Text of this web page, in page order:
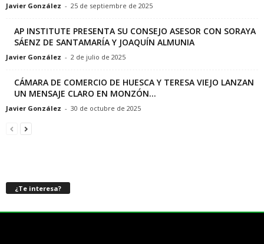
Javier González - 25 de septiembre de 2025
AP INSTITUTE PRESENTA SU CONSEJO ASESOR CON SORAYA
SÁENZ DE SANTAMARÍA Y JOAQUÍN ALMUNIA
Javier González - 2 de julio de 2025
CÁMARA DE COMERCIO DE HUESCA Y TERESA VIEJO LANZAN
UN MENSAJE CLARO EN MONZÓN...
Javier González - 30 de octubre de 2025
¿Te interesa?